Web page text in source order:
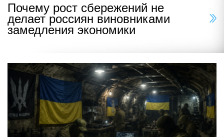
Почему рост сбережений не
делает россиян виновниками
замедления экономики